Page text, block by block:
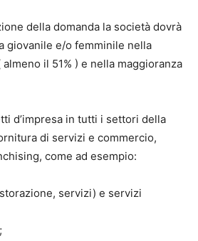
della domanda la società dovrà
giovanile e/o femminile nella
il 51% ) e nella maggioranza
d’impresa in tutti i settori della
di servizi e commercio,
come ad esempio:
servizi) e servizi